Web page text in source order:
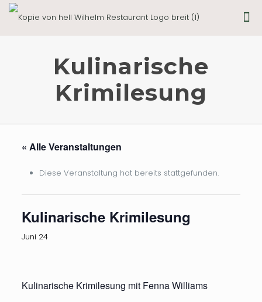
Kulinarische
Krimilesung
« Alle Veranstaltungen
Diese Veranstaltung hat bereits stattgefunden.
Kulinarische Krimilesung
Juni 24
Kulinarische Krimilesung mit Fenna Williams